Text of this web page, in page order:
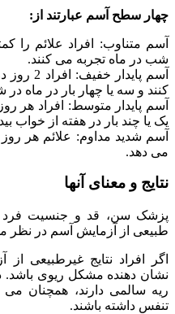
چهار سطح آسم عبارتند از:
آسم متناوب: افراد علائم را
شب در ماه تجربه می کنند.
آسم
کنند و سه یا چهار بار در ماه
آسم پایدار متوسط: افراد هر
یک یا چند بار در هفته از خواب
آسم شدید مداوم: علائم هر
می دهد.
نتایج و معنای آنها
پزشک سن، قد و جنسیت فرد
طبیعی از آزمایش آسم در نظر
اگر افراد نتایج غیرطبیعی
نشان دهنده مشکل ریوی باشد.
ریه سالمی دارند، همچنان می
تنفس داشته باشند.